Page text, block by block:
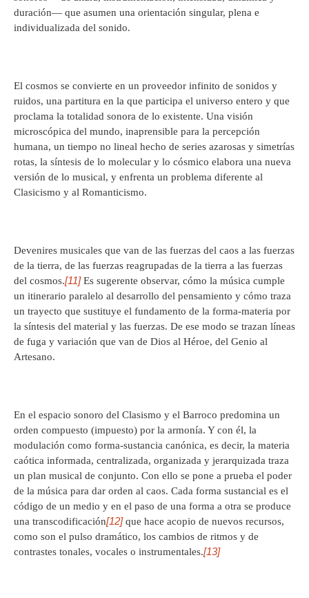
duración— que asumen una orientación singular, plena e
individualizada del sonido.
El cosmos se convierte en un proveedor infinito de sonidos y
ruidos, una partitura en la que participa el universo entero y que
proclama la totalidad sonora de lo existente. Una visión
microscópica del mundo, inaprensible para la percepción
humana, un tiempo no lineal hecho de series azarosas y simetrías
rotas, la síntesis de lo molecular y lo cósmico elabora una nueva
versión de lo musical, y enfrenta un problema diferente al
Clasicismo y al Romanticismo.
Devenires musicales que van de las fuerzas del caos a las fuerzas
de la tierra, de las fuerzas reagrupadas de la tierra a las fuerzas
del cosmos.[11]Es sugerente observar, cómo la música cumple
un itinerario paralelo al desarrollo del pensamiento y cómo traza
un trayecto que sustituye el fundamento de la forma-materia por
la síntesis del material y las fuerzas. De ese modo se trazan líneas
de fuga y variación que van de Dios al Héroe, del Genio al
Artesano.
En el espacio sonoro del Clasismo y el Barroco predomina un
orden compuesto (impuesto) por la armonía. Y con él, la
modulación como forma-sustancia canónica, es decir, la materia
caótica informada, centralizada, organizada y jerarquizada traza
un plan musical de conjunto. Con ello se pone a prueba el poder
de la música para dar orden al caos. Cada forma sustancial es el
código de un medio y en el paso de una forma a otra se produce
una transcodificación[12]que hace acopio de nuevos recursos,
como son el pulso dramático, los cambios de ritmos y de
contrastes tonales, vocales o instrumentales.[13]